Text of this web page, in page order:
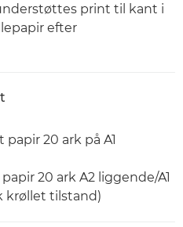
print til kant i
efter
20 ark på A1
20 ark A2 liggende/A1
krøllet tilstand)